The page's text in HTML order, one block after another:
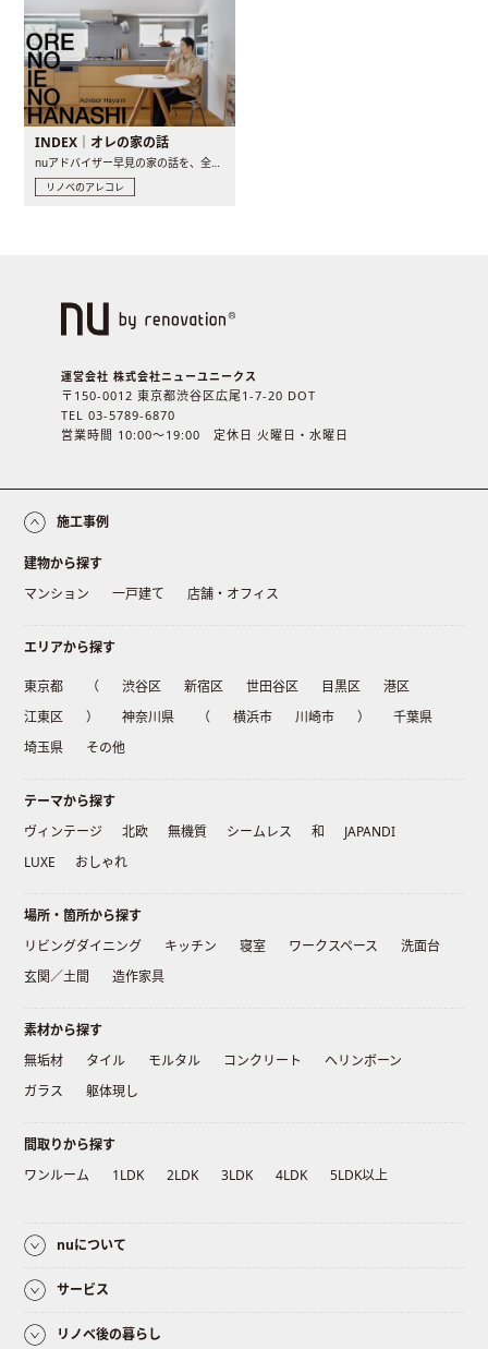
INDEX｜オレの家の話
nuアドバイザー早見の家の話を、全4話でお届け。リノベーションを..
リノベのアレコレ
運営会社 株式会社ニューユニークス
〒150-0012 東京都渋谷区広尾1-7-20 DOT
TEL 03-5789-6870
営業時間 10:00〜19:00 定休日 火曜日・水曜日
施工事例
建物から探す
マンション
一戸建て 店舗・オフィス
エリアから探す
東京都 （ 渋谷区 新宿区 世田谷区 目黒区
港区
江東区
） 神奈川県 （ 横浜市 川崎市 ）
千葉県
埼玉県
その他
テーマから探す
ヴィンテージ
北欧 無機質 シームレス 和
JAPANDI
LUXE
おしゃれ
場所・箇所から探す
リビングダイニング
キッチン 寝室 ワークスペース
洗面台
玄関／土間
造作家具
素材から探す
無垢材
タイル モルタル コンクリート
ヘリンボーン
ガラス
躯体現し
間取りから探す
ワンルーム
1LDK 2LDK 3LDK 4LDK 5LDK以上
nuについて
サービス
リノベ後の暮らし